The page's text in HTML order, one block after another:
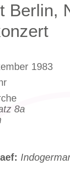
Berlin,
1983
8a